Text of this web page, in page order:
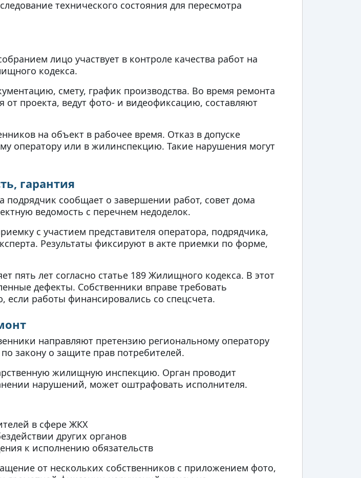
технического состояния для пересмотра
лицо участвует в контроле качества работ на
кодекса.
смету, график производства. Во время ремонта
проекта, ведут фото- и видеофиксацию, составляют
на объект в рабочее время. Отказ в допуске
оператору или в жилинспекцию. Такие нарушения могут
гарантия
подрядчик сообщает о завершении работ, совет дома
ведомость с перечнем недоделок.
с участием представителя оператора, подрядчика,
Результаты фиксируют в акте приемки по форме,
пять лет согласно статье 189 Жилищного кодекса. В этот
дефекты. Собственники вправе требовать
работы финансировались со спецсчета.
направляют претензию региональному оператору
закону о защите прав потребителей.
жилищную инспекцию. Орган проводит
нарушений, может оштрафовать исполнителя.
в сфере ЖКХ
других органов
к исполнению обязательств
от нескольких собственников с приложением фото,